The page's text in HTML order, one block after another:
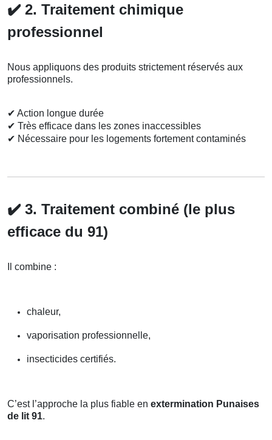
✔️ 2. Traitement chimique
professionnel
Nous appliquons des produits strictement réservés aux
professionnels.
✔ Action longue durée
✔ Très efficace dans les zones inaccessibles
✔ Nécessaire pour les logements fortement contaminés
✔️ 3. Traitement combiné (le plus
efficace du 91)
Il combine :
chaleur,
vaporisation professionnelle,
insecticides certifiés.
C’est l’approche la plus fiable en extermination Punaises
de lit 91.